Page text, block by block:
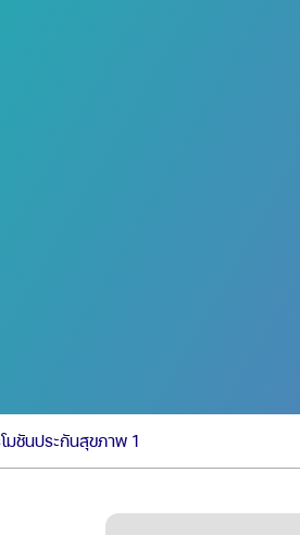
มชันประกันสุขภาพ 1